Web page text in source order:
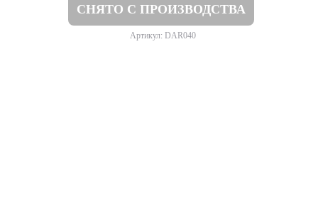
СНЯТО С ПРОИЗВОДСТВА
Артикул: DAR040